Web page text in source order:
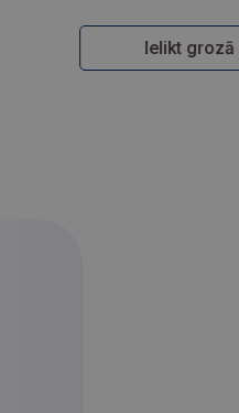
Ielikt grozā